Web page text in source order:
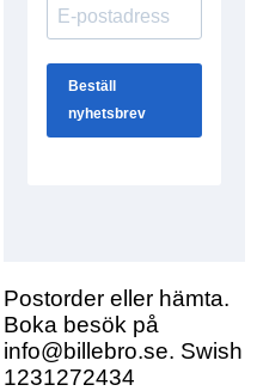
Postorder eller hämta.
Boka besök på
info@billebro.se. Swish
1231272434